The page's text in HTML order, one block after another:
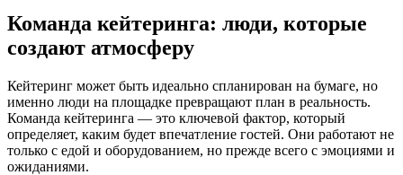
Команда кейтеринга: люди, которые
создают атмосферу
Кейтеринг может быть идеально спланирован на бумаге, но
именно люди на площадке превращают план в реальность.
Команда кейтеринга — это ключевой фактор, который
определяет, каким будет впечатление гостей. Они работают не
только с едой и оборудованием, но прежде всего с эмоциями и
ожиданиями.